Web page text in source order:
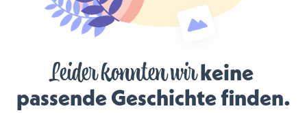
Leider konnten wir keine
passende Geschichte finden.